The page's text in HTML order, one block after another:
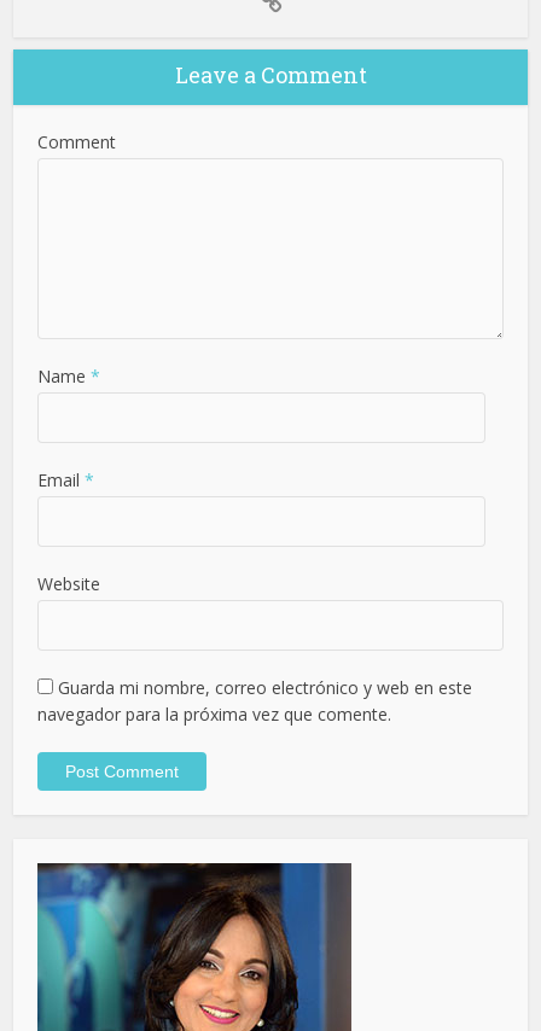
Leave a Comment
Comment
Name *
Email *
Website
Guarda mi nombre, correo electrónico y web en este
navegador para la próxima vez que comente.